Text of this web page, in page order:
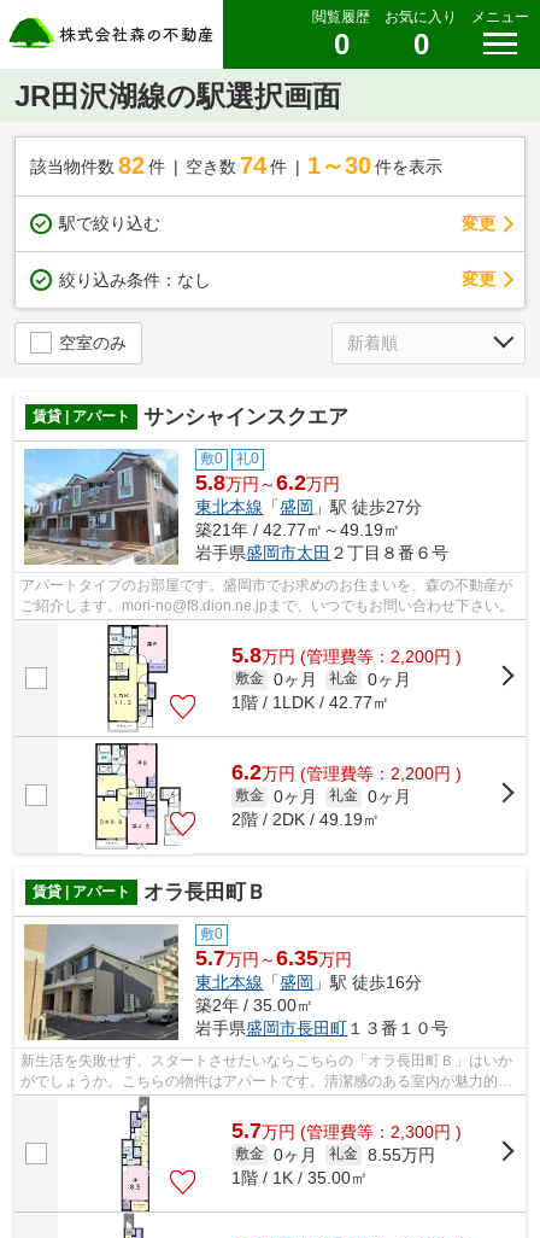
閲覧履歴
0
お気に入り
0
メニュー
JR田沢湖線の駅選択画面
該当物件数 82件 空き数 74 件 1～30 件を表示
駅で絞り込む 変更
絞り込み条件： なし 変更
空室のみ
賃貸 | アパート サンシャインスクエア
敷0 礼0
5.8万円～6.2万円
東北本線 「盛岡 」駅 徒歩27分
築21年 / 42.77㎡～49.19㎡
岩手県盛岡市太田 ２丁目８番６号
アパートタイプのお部屋です。盛岡市でお求めのお住まいを、森の不動産が
ご紹介します。mori-no@f8.dion.ne.jpまで、いつでもお問い合わせ下さい。
5.8万円 (管理費等：2,200円 )
敷金 0ヶ月 礼金 0ヶ月
1階 / 1LDK / 42.77㎡
6.2万円 (管理費等：2,200円 )
敷金 0ヶ月 礼金 0ヶ月
2階 / 2DK / 49.19㎡
賃貸 | アパート オラ長田町Ｂ
敷0
5.7万円～6.35万円
東北本線 「盛岡 」駅 徒歩16分
築2年 / 35.00㎡
岩手県盛岡市長田町１３番１０号
新生活を失敗せず、スタートさせたいならこちらの「オラ長田町Ｂ」はいか
がでしょうか。こちらの物件はアパートです。清潔感のある室内が魅力的な
令和5年築の物件となっており、一押し...
5.7万円 (管理費等：2,300円 )
敷金 0ヶ月 礼金 8.55万円
1階 / 1K / 35.00㎡